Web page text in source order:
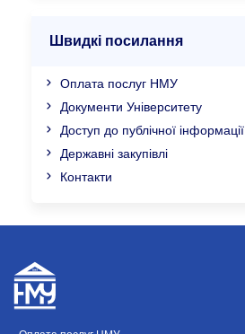
Швидкі посилання
Оплата послуг НМУ
Документи Університету
Доступ до публічної інформації
Державні закупівлі
Контакти